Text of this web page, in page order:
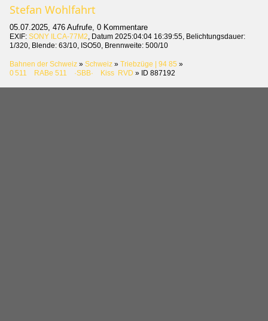
Stefan Wohlfahrt
05.07.2025, 476 Aufrufe, 0 Kommentare
EXIF: SONY ILCA-77M2, Datum 2025:04:04 16:39:55, Belichtungsdauer:
1/320, Blende: 63/10, ISO50, Brennweite: 500/10
Bahnen der Schweiz » Schweiz » Triebzüge | 94 85 »
0 511 RABe 511 ·SBB· Kiss RVD » ID 887192